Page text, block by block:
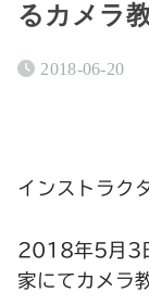
るカメラ
2018-06-20
インストラク
2018年5月3
家にてカメラ